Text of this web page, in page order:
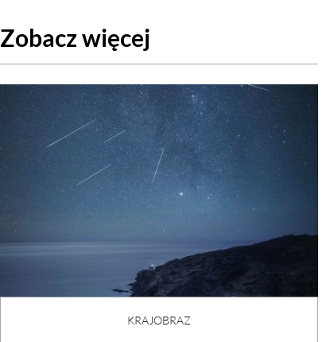
Zobacz więcej
KRAJOBRAZ